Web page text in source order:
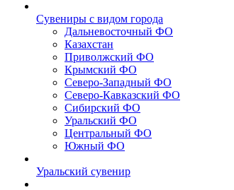
Сувениры с видом города
Дальневосточный ФО
Казахстан
Приволжский ФО
Крымский ФО
Северо-Западный ФО
Северо-Кавказский ФО
Сибирский ФО
Уральский ФО
Центральный ФО
Южный ФО
Уральский сувенир